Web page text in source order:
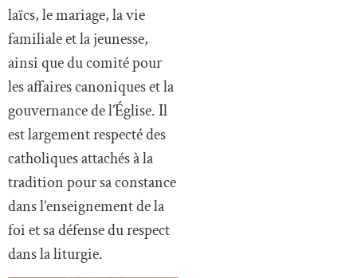
laïcs, le mariage, la vie
familiale et la jeunesse,
ainsi que du comité pour
les affaires canoniques et la
gouvernance de l’Église. Il
est largement respecté des
catholiques attachés à la
tradition pour sa constance
dans l’enseignement de la
foi et sa défense du respect
dans la liturgie.